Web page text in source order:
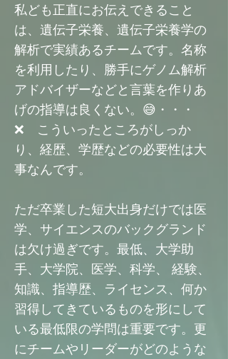
私ども正直にお伝えできること
は、遺伝子栄養、遺伝子栄養学の
解析で実績あるチームです。名称
を利用したり、勝手にゲノム解析
アドバイザーなどと言葉を作りあ
げの指導は良くない。😅・・・
❌ こういったところがしっか
り、経歴、学歴などの必要性は大
事なんです。
ただ卒業した短大出身だけでは医
学、サイエンスのバックグランド
は欠け過ぎです。最低、大学助
手、大学院、医学、科学、 経験、
知識、指導歴、ライセンス、何か
習得してきているものを形にして
いる最低限の学問は重要です。更
にチームやリーダーがどのような